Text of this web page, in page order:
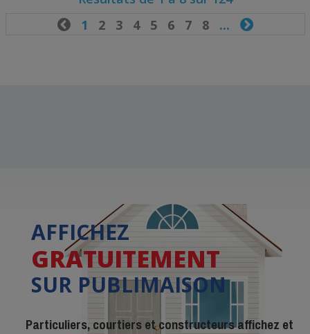
1 2 3 4 5 6 7 8... 
AFFICHEZ
GRATUITEMENT
SUR PUBLIMAISON
Particuliers, courtiers et constructeurs affichez et